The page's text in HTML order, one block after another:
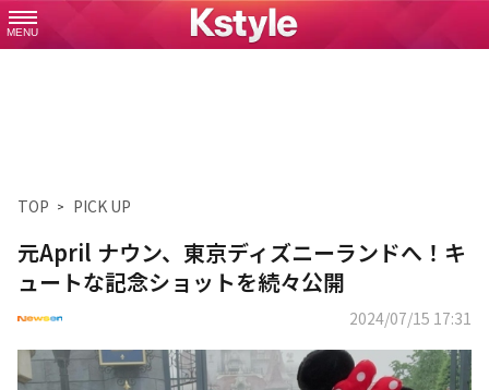
MENU
TOP PICK UP
元April ナウン、東京ディズニーランドへ！キ
ュートな記念ショットを続々公開
2024/07/15 17:31